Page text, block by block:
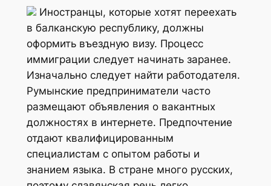
Иностранцы, которые хотят переехать
в балканскую республику, должны
оформить въездную визу. Процесс
иммиграции следует начинать заранее.
Изначально следует найти работодателя.
Румынские предприниматели часто
размещают объявления о вакантных
должностях в интернете. Предпочтение
отдают квалифицированным
специалистам с опытом работы и
знанием языка. В стране много русских,